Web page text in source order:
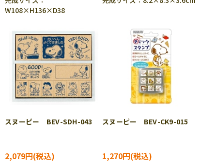
W108×H136×D38
スヌーピー BEV-SDH-043
2,079円
スヌーピー BEV-CK9-015
1,270円